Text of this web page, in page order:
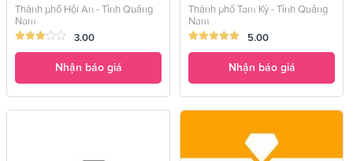
Thành phố Hội An - Tỉnh Quảng
Nam
3.00
Nhận báo giá
Thành phố Tam Kỳ - Tỉnh Quảng
Nam
5.00
Nhận báo giá